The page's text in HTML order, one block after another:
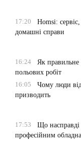
17:20
Homsi:
домашні справи
16:24
Як правильне
польових робіт
16:05
Чому люди
призводить
17:53
Що
професійним